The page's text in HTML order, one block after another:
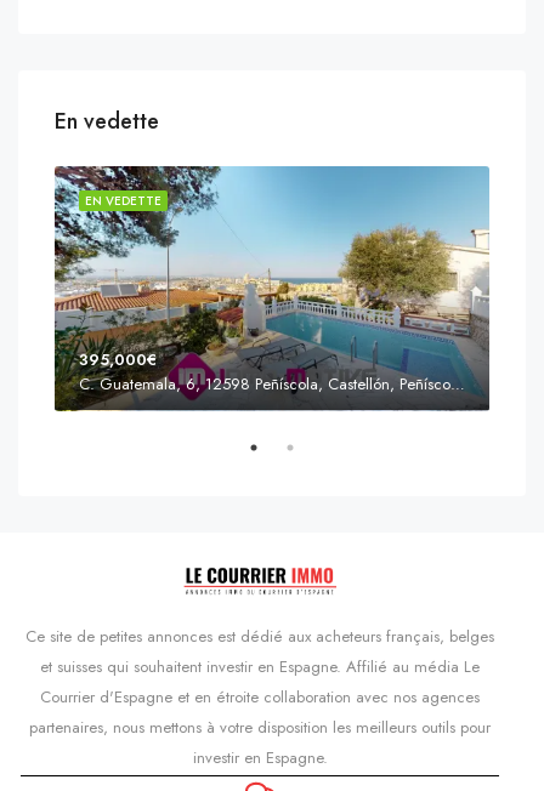
En vedette
EN VEDETTE
395,000€
C. Guatemala, 6, 12598 Peñíscola, Castellón, Peñíscola, Communauté valencienne
Ce site de petites annonces est dédié aux acheteurs français, belges
et suisses qui souhaitent investir en Espagne. Affilié au média Le
Courrier d'Espagne et en étroite collaboration avec nos agences
partenaires, nous mettons à votre disposition les meilleurs outils pour
investir en Espagne.